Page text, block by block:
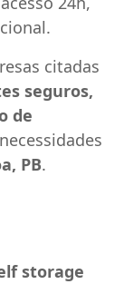
citadas
seguros,
de
PB.
storage